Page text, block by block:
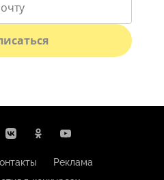
Реклама